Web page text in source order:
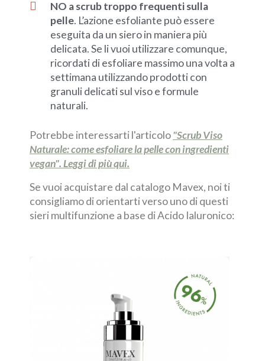
NO a scrub troppo frequenti sulla
pelle. L’azione esfoliante può essere
eseguita da un siero in maniera più
delicata. Se li vuoi utilizzare comunque,
ricordati di esfoliare massimo una volta a
settimana utilizzando prodotti con
granuli delicati sul viso e formule
naturali.
Potrebbe interessarti l'articolo"Scrub Viso
Naturale: come esfoliare la pelle con ingredienti
vegan". Leggi di più qui.
Se vuoi acquistare dal catalogo Mavex, noi ti
consigliamo di orientarti verso uno di questi
sieri multifunzione a base di Acido Ialuronico: